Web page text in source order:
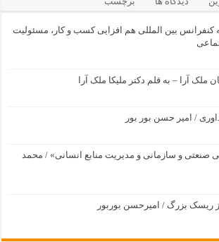
کنفرانس بین المللی هم افزایی کسب و کار، مسئولیت
ملک آرا – به قلم دکتر ملیکا ملک آرا
/ امیر حسن بور بور
صنعتی و سازمانی و مدیریت منابع انسانی» / محمد
ریسک بزرگ / امیرحسن بوربور